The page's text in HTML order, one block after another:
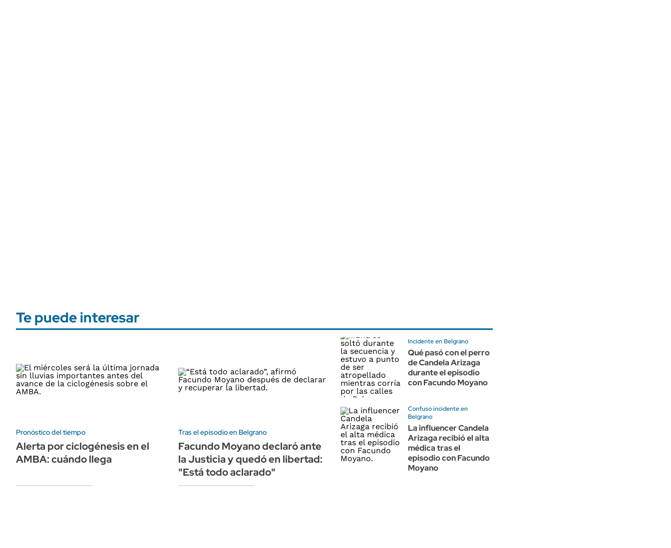
Te puede interesar
Pronóstico del tiempo
Alerta por ciclogénesis en el
AMBA: cuándo llega
Tras el episodio en Belgrano
Facundo Moyano declaró ante
la Justicia y quedó en libertad:
"Está todo aclarado"
Incidente en Belgrano
Qué pasó con el perro
de Candela Arizaga
durante el episodio
con Facundo Moyano
Confuso incidente en
Belgrano
La influencer Candela
Arizaga recibió el alta
médica tras el
episodio con Facundo
Moyano